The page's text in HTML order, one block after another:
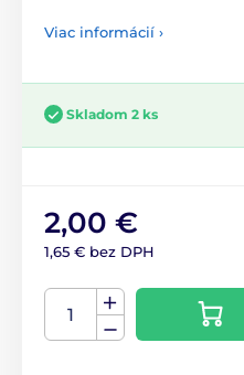
Viac informácií ›
Skladom 2 ks
2,00 €
1,65 € bez DPH